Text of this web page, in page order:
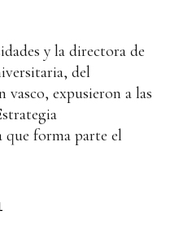
y la directora de
del
vasco, expusieron a las
que forma parte el